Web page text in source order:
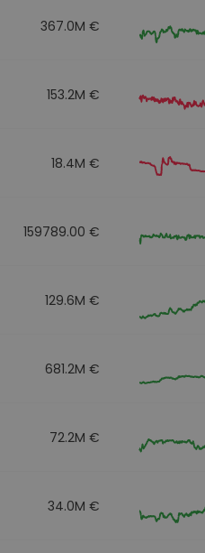
367.0M €
153.2M €
18.4M €
159789.00 €
129.6M €
681.2M €
72.2M €
34.0M €